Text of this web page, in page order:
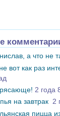
а что не
вот как раз
2 года
на завтрак 2
пицца